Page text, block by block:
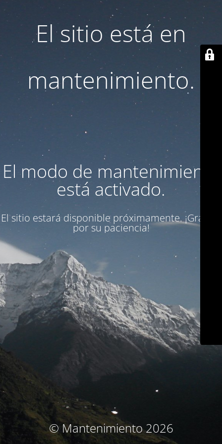
El sitio está en
mantenimiento.
El modo de mantenimiento
está activado.
El sitio estará disponible próximamente. ¡Gracias
por su paciencia!
© Mantenimiento 2026